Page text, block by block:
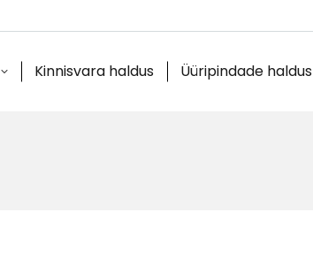
Kinnisvara haldus Üüripindade haldus